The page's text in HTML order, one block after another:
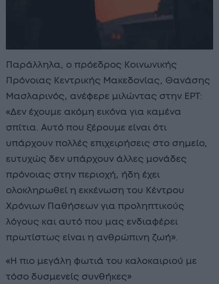
Παράλληλα, ο πρόεδρος Κοινωνικής
Πρόνοιας Κεντρικής Μακεδονίας, Θανάσης
Μασλαρινός, ανέφερε μιλώντας στην ΕΡΤ:
«Δεν έχουμε ακόμη εικόνα για καμένα
σπίτια. Αυτό που ξέρουμε είναι ότι
υπάρχουν πολλές επιχειρήσεις στο σημείο,
ευτυχώς δεν υπάρχουν άλλες μονάδες
πρόνοιας στην περιοχή, ήδη έχει
ολοκληρωθεί η εκκένωση του Κέντρου
Χρόνιων Παθήσεων για προληπτικούς
λόγους και αυτό που μας ενδιαφέρει
πρωτίστως είναι η ανθρώπινη ζωή».
«Η πιο μεγάλη φωτιά του καλοκαιριού με
τόσο δυσμενείς συνθήκες»